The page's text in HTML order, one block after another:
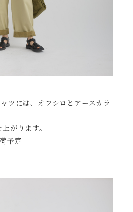
ツには、オフシロとアースカラ
がります。
予定